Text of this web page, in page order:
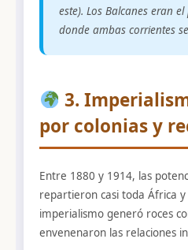
este). Los Balcanes eran
donde ambas corrientes
3.
por colonias y
Entre 1880 y 1914, las
repartieron casi toda África y
imperialismo generó roces
envenenaron las relaciones